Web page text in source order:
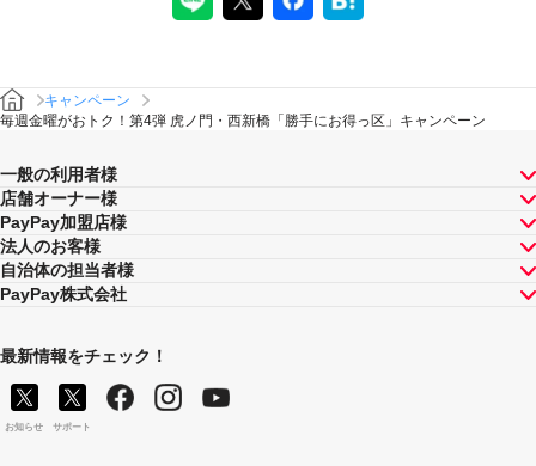
以下の掲出物がある店舗
キャンペーン
毎週金曜がおトク！第4弾 虎ノ門・西新橋「勝手にお得っ区」キャンペーン
一般の利用者様
店舗オーナー様
PayPay加盟店様
法人のお客様
自治体の担当者様
PayPay株式会社
最新情報をチェック！
お知らせ サポート